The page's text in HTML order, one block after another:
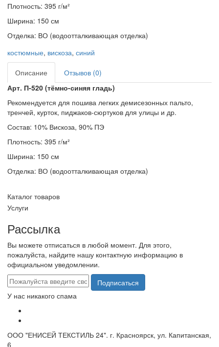
Плотность: 395 г/м²
Ширина: 150 см
Отделка: ВО (водоотталкивающая отделка)
костюмные, вискоза, синий
Описание
Отзывов (0)
Арт. П-520 (тёмно-синяя гладь)
Рекомендуется для пошива легких демисезонных пальто,
тренчей, курток, пиджаков-сюртуков для улицы и др.
Состав: 10% Вискоза, 90% ПЭ
Плотность: 395 г/м²
Ширина: 150 см
Отделка: ВО (водоотталкивающая отделка)
Каталог товаров
Услуги
Рассылка
Вы можете отписаться в любой момент. Для этого,
пожалуйста, найдите нашу контактную информацию в
официальном уведомлении.
Подписаться
У нас никакого спама
ООО "ЕНИСЕЙ ТЕКСТИЛЬ 24". г. Красноярск, ул. Капитанская,
6